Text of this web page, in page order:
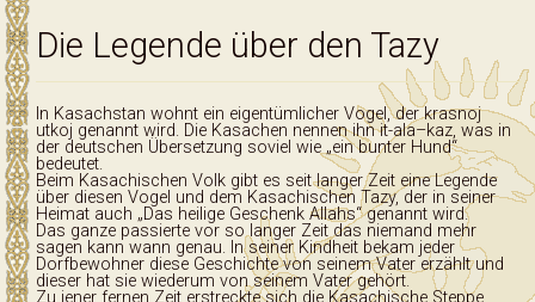
Rassen
Zucht & Haltung
Jagdausbildung
Wissenswerte - Links
Die Legende über den Tazy
In Kasachstan wohnt ein eigentümlicher Vogel, der krasnoj
utkoj genannt wird. Die Kasachen nennen ihn it-ala–kaz, was in
der deutschen Übersetzung soviel wie „ein bunter Hund“
bedeutet.
Beim Kasachischen Volk gibt es seit langer Zeit eine Legende
über diesen Vogel und dem Kasachischen Tazy, der in seiner
Heimat auch „Das heilige Geschenk Allahs“ genannt wird.
Das ganze passierte vor so langer Zeit das niemand mehr
sagen kann wann genau. In seiner Kindheit bekam jeder
Dorfbewohner diese Geschichte von seinem Vater erzählt und
dieser hat sie wiederum von seinem Vater gehört.
Zu jener fernen Zeit erstreckte sich die Kasachische Steppe